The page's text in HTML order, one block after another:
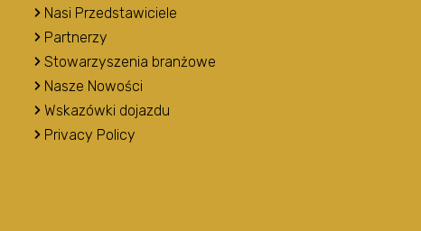
Nasi Przedstawiciele
Partnerzy
Stowarzyszenia branżowe
Nasze Nowości
Wskazówki dojazdu
Privacy Policy